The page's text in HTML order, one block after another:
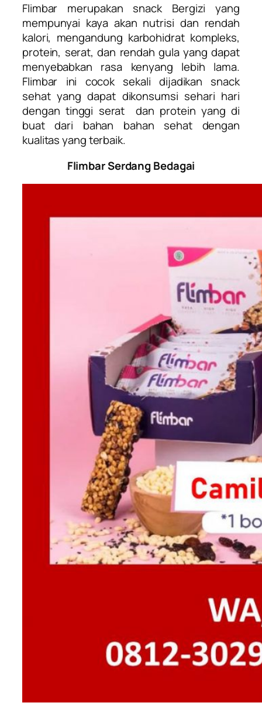
Flimbar merupakan snack Bergizi yang
mempunyai kaya akan nutrisi dan rendah
kalori, mengandung karbohidrat kompleks,
protein, serat, dan rendah gula yang dapat
menyebabkan rasa kenyang lebih lama.
Flimbar ini cocok sekali dijadikan snack
sehat yang dapat dikonsumsi sehari hari
dengan tinggi serat dan protein yang di
buat dari bahan bahan sehat dengan
kualitas yang terbaik.
Flimbar Serdang Bedagai